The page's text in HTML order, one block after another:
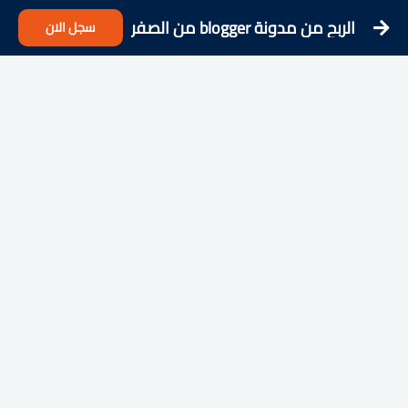
الربح من مدونة blogger من الصفر سجل الان